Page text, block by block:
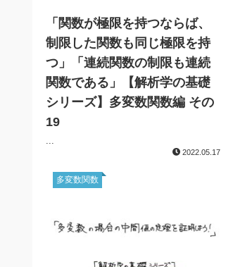
「関数が極限を持つならば、
制限した関数も同じ極限を持
つ」「連続関数の制限も連続
関数である」【解析学の基礎
シリーズ】多変数関数編 その
19
...
2022.05.17
多変数関数